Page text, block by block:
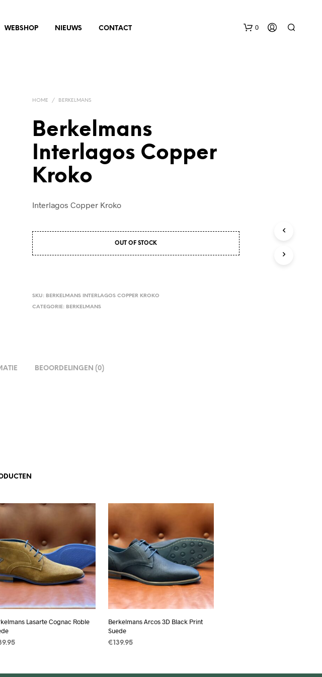
WEBSHOP NIEUWS CONTACT 0
HOME / BERKELMANS
Berkelmans
Interlagos Copper
Kroko
Interlagos Copper Kroko
OUT OF STOCK
SKU: BERKELMANS INTERLAGOS COPPER KROKO
CATEGORIE: BERKELMANS
BEOORDELINGEN (0)
Lasarte Cognac Roble
Berkelmans Arcos 3D Black Print
Suede
€ 139.95